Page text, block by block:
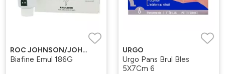
ROC JOHNSON/JOHNSON
Biafine Emul 186G
URGO
Urgo Pans Brul Bles
5X7Cm 6